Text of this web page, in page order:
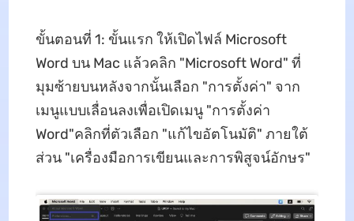
ขั้นตอนที่ 1: ขั้นแรก ให้เปิดไฟล์ Microsoft
Word บน Mac แล้วคลิก "Microsoft Word" ที่
มุมซ้ายบนหลังจากนั้นเลือก "การตั้งค่า" จาก
เมนูแบบเลื่อนลงเพื่อเปิดเมนู "การตั้งค่า
Word"คลิกที่ตัวเลือก "แก้ไขอัตโนมัติ" ภายใต้
ส่วน "เครื่องมือการเขียนและการพิสูจน์อักษร"